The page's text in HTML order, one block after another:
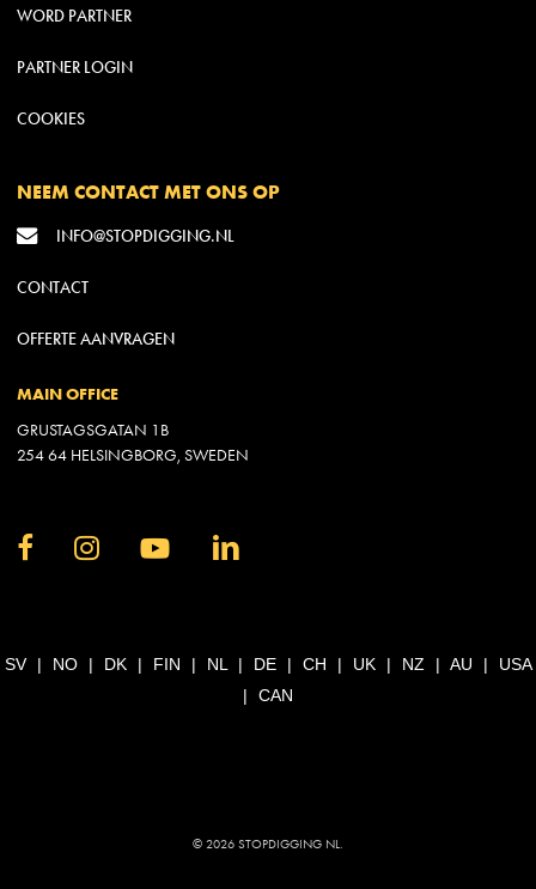
WORD PARTNER
PARTNER LOGIN
COOKIES
NEEM CONTACT MET ONS OP
INFO@STOPDIGGING.NL
CONTACT
OFFERTE AANVRAGEN
MAIN OFFICE
GRUSTAGSGATAN 1B
254 64 HELSINGBORG, SWEDEN
SV| NO| DK| FIN | NL | DE| CH | UK| NZ | AU | USA
| CAN
© 2026 STOPDIGGING NL.